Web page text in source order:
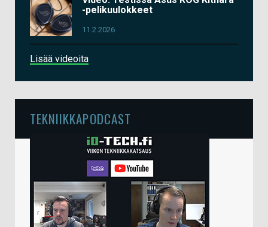
-pelikuulokkeet
11.2.2026
Lisää videoita
TEKNIIKKAPODCAST